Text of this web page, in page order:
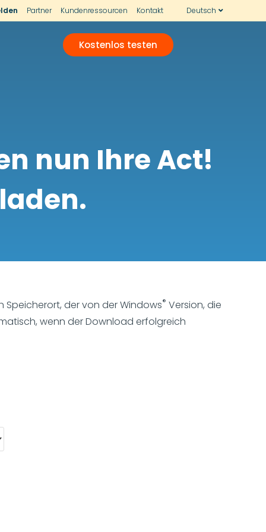
Partner Kundenressourcen Kontakt Deutsch
Kostenlos testen
nun Ihre Act!
der von der Windows® Version, die
wenn der Download erfolgreich